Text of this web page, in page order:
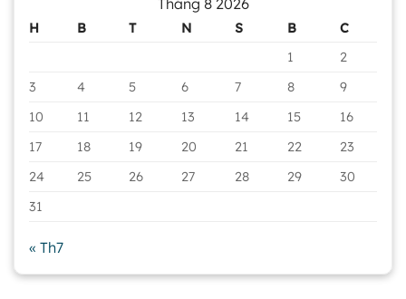
Tháng 8 2026
H B T N S B
C
1
2
3
4 5 6 7 8
9
10
11 12 13 14 15
16
17
18 19 20 21 22
23
24
25 26 27 28 29
30
31
« Th7